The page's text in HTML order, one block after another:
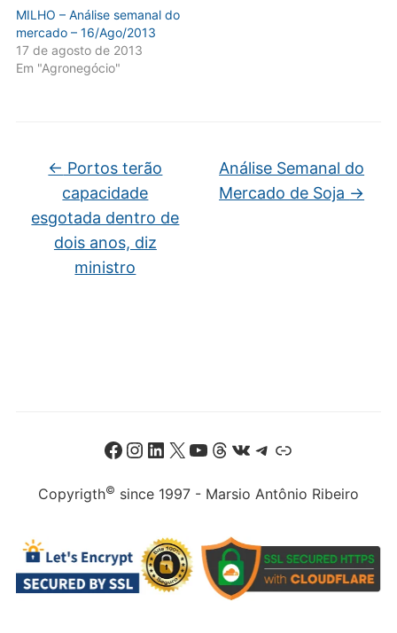
MILHO – Análise semanal do
mercado – 16/Ago/2013
17 de agosto de 2013
Em "Agronegócio"
← Portos terão
capacidade
esgotada dentro de
dois anos, diz
ministro
Análise Semanal do
Mercado de Soja →
Facebook Instagram LinkedIn X Youtube Threads
Copyrigth© since 1997 - Marsio Antônio Ribeiro